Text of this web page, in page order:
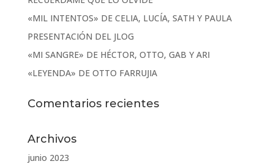
«MIL INTENTOS» DE CELIA, LUCÍA, SATH Y PAULA
PRESENTACIÓN DEL JLOG
«MI SANGRE» DE HÉCTOR, OTTO, GAB Y ARI
«LEYENDA» DE OTTO FARRUJIA
Comentarios recientes
Archivos
junio 2023